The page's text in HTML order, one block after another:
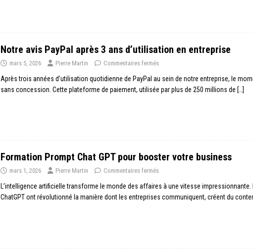
Notre avis PayPal après 3 ans d’utilisation en entreprise
mars 5, 2026 Pierre Martin Commentaires fermés
Après trois années d’utilisation quotidienne de PayPal au sein de notre entreprise, le
sans concession. Cette plateforme de paiement, utilisée par plus de 250 millions de […]
Formation Prompt Chat GPT pour booster votre business
mars 1, 2026 Pierre Martin Commentaires fermés
L’intelligence artificielle transforme le monde des affaires à une vitesse
ChatGPT ont révolutionné la manière dont les entreprises communiquent, créent du